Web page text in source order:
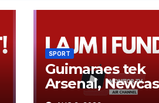
SPORT
Guimaraes tek
Arsenal,
ka gati 100